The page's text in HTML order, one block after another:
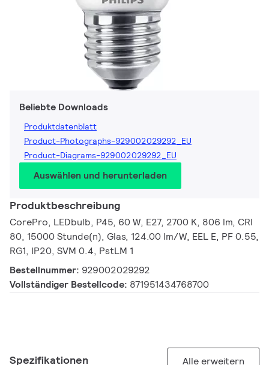
Beliebte Downloads
Produktdatenblatt
Product-Photographs-929002029292_EU
Product-Diagrams-929002029292_EU
Auswählen und herunterladen
Produktbeschreibung
CorePro, LEDbulb, P45, 60 W, E27, 2700 K, 806 lm, CRI
80, 15000 Stunde(n), Glas, 124.00 lm/W, EEL E, PF 0.55,
RG1, IP20, SVM 0.4, PstLM 1
Bestellnummer: 929002029292
Vollständiger Bestellcode: 871951434768700
Spezifikationen Alle erweitern